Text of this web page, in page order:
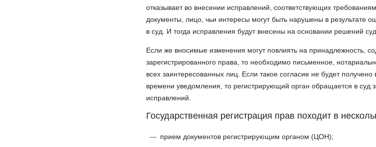
отказывает во внесении исправлений, соответствующих
документы, лицо, чьи интересы могут быть нарушены в результате
в суд. И тогда исправления будут внесены на основании решений
Если же вносимые изменения могут повлиять на принадлежность,
зарегистрированного права, то необходимо письменное,
всех заинтересованных лиц. Если такое согласие не будет
времени уведомления, то регистрирующий орган обращается в суд
исправлений.
Государственная регистрация прав походит в
прием документов регистрирующим органом (ЦОН);